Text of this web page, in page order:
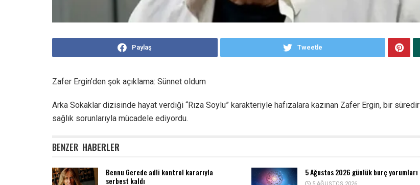
Paylaş Tweetle
Zafer Ergin’den şok açıklama: Sünnet oldum
Arka Sokaklar dizisinde hayat verdiği “Rıza Soylu” karakteriyle hafızalara kazınan Zafer Ergin, bir süredir
sağlık sorunlarıyla mücadele ediyordu.
BENZER HABERLER
Bennu Gerede adli kontrol kararıyla
serbest kaldı
5 Ağustos 2026 günlük burç yorumları